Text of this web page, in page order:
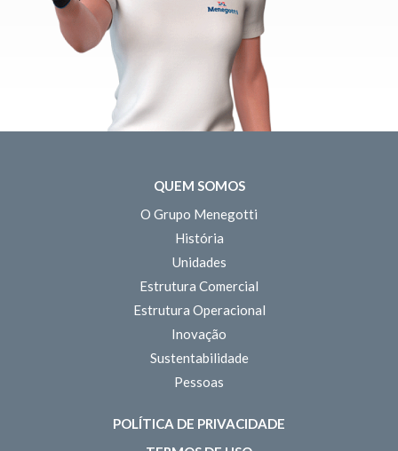
QUEM SOMOS
O Grupo Menegotti
História
Unidades
Estrutura Comercial
Estrutura Operacional
Inovação
Sustentabilidade
Pessoas
POLÍTICA DE PRIVACIDADE